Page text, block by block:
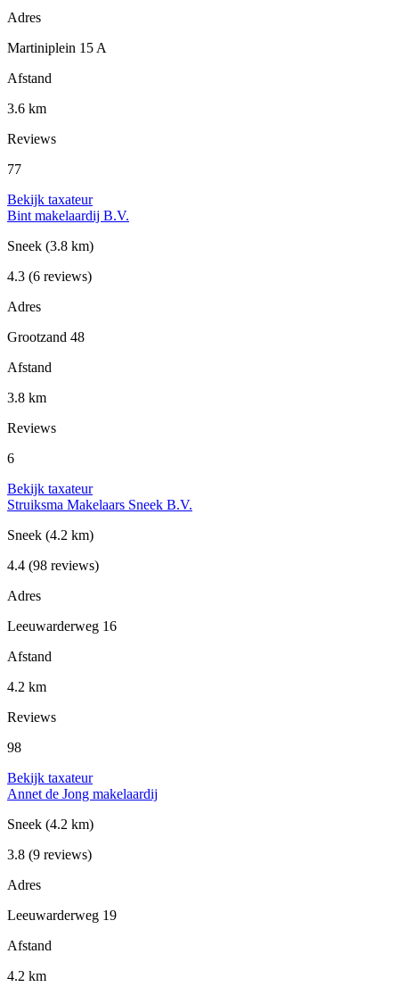
Adres
Martiniplein 15 A
Afstand
3.6 km
Reviews
77
Bekijk taxateur
Bint makelaardij B.V.
Sneek (3.8 km)
4.3 (6 reviews)
Adres
Grootzand 48
Afstand
3.8 km
Reviews
6
Bekijk taxateur
Struiksma Makelaars Sneek B.V.
Sneek (4.2 km)
4.4 (98 reviews)
Adres
Leeuwarderweg 16
Afstand
4.2 km
Reviews
98
Bekijk taxateur
Annet de Jong makelaardij
Sneek (4.2 km)
3.8 (9 reviews)
Adres
Leeuwarderweg 19
Afstand
4.2 km